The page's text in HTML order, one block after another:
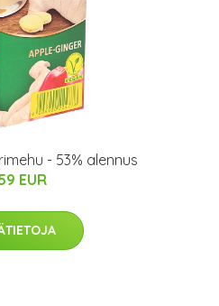
- 53% alennus
EUR